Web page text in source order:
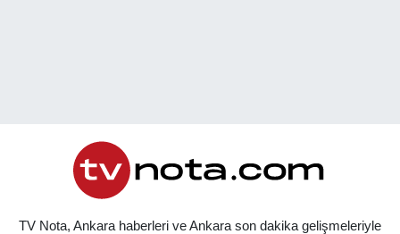
TV Nota, Ankara haberleri ve Ankara son dakika gelişmeleriyle